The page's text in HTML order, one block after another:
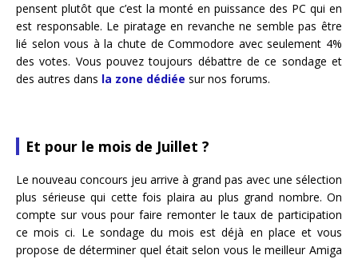
pensent plutôt que c’est la monté en puissance des PC qui en
est responsable. Le piratage en revanche ne semble pas être
lié selon vous à la chute de Commodore avec seulement 4%
des votes. Vous pouvez toujours débattre de ce sondage et
des autres dans la zone dédiée sur nos forums.
Et pour le mois de Juillet ?
Le nouveau concours jeu arrive à grand pas avec une sélection
plus sérieuse qui cette fois plaira au plus grand nombre. On
compte sur vous pour faire remonter le taux de participation
ce mois ci. Le sondage du mois est déjà en place et vous
propose de déterminer quel était selon vous le meilleur Amiga